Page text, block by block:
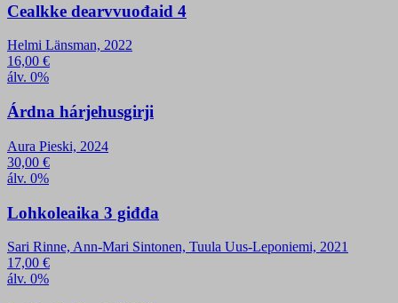
Cealkke dearvvuođaid 4
Helmi Länsman, 2022
16,00 €
álv. 0%
Árdna hárjehusgirji
Aura Pieski, 2024
30,00 €
álv. 0%
Lohkoleaika 3 giđđa
Sari Rinne, Ann-Mari Sintonen, Tuula Uus-Leponiemi, 2021
17,00 €
álv. 0%